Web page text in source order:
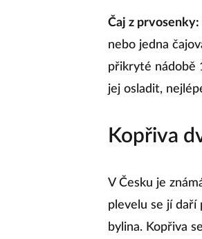
Čaj z prvosenky:
nebo jedna
přikryté nádobě
jej osladit,
Kopřiva
V Česku je
plevelu se jí daří
bylina. Kopřiva